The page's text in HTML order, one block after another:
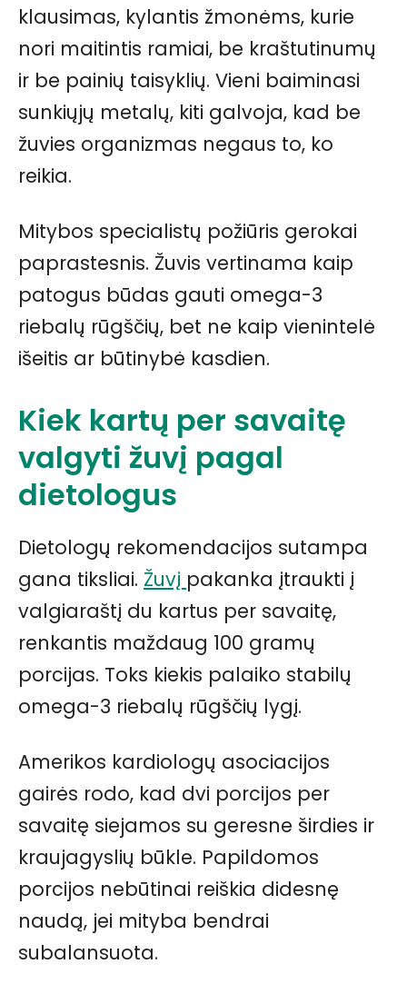
klausimas, kylantis žmonėms, kurie
nori maitintis ramiai, be kraštutinumų
ir be painių taisyklių. Vieni baiminasi
sunkiųjų metalų, kiti galvoja, kad be
žuvies organizmas negaus to, ko
reikia.
Mitybos specialistų požiūris gerokai
paprastesnis. Žuvis vertinama kaip
patogus būdas gauti omega-3
riebalų rūgščių, bet ne kaip vienintelė
išeitis ar būtinybė kasdien.
Kiek kartų per savaitę
valgyti žuvį pagal
dietologus
Dietologų rekomendacijos sutampa
gana tiksliai. Žuvį pakanka įtraukti į
valgiaraštį du kartus per savaitę,
renkantis maždaug 100 gramų
porcijas. Toks kiekis palaiko stabilų
omega-3 riebalų rūgščių lygį.
Amerikos kardiologų asociacijos
gairės rodo, kad dvi porcijos per
savaitę siejamos su geresne širdies ir
kraujagyslių būkle. Papildomos
porcijos nebūtinai reiškia didesnę
naudą, jei mityba bendrai
subalansuota.